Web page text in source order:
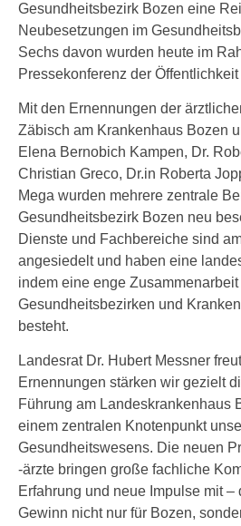
Gesundheitsbezirk Bozen eine
Neubesetzungen im
Sechs davon wurden heute im
Pressekonferenz der
Mit den Ernennungen der
Zäbisch am Krankenhaus Bozen
Elena Bernobich Kampen, Dr.
Christian Greco, Dr.in Roberta
Mega wurden mehrere zentrale
Gesundheitsbezirk Bozen neu
Dienste und Fachbereiche sind
angesiedelt und haben eine
indem eine enge
Gesundheitsbezirken und
besteht.
Landesrat Dr. Hubert Messner
Ernennungen stärken wir gezielt
Führung am Landeskrankenhaus
einem zentralen Knotenpunkt
Gesundheitswesens. Die neuen
-ärzte bringen große fachliche
Erfahrung und neue Impulse mit
Gewinn nicht nur für Bozen,